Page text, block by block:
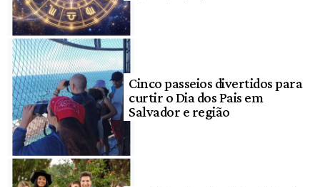
Cinco passeios divertidos para
curtir o Dia dos Pais em
Salvador e região